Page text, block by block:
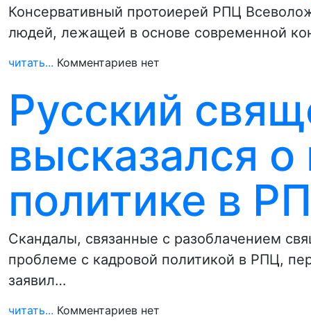
Консервативный протоиерей РПЦ
людей, лежащей в основе современной
читать... Комментариев нет
Русский
высказался
политике в
Скандалы, связанные с разоблачением
проблеме с кадровой политикой в РПЦ,
заявил…
читать... Комментариев нет